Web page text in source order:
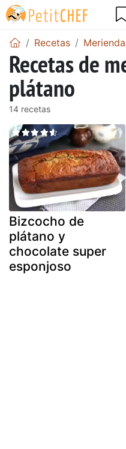
Recetas Merienda
Recetas de
plátano
14 recetas
Bizcocho de
plátano y
chocolate super
esponjoso